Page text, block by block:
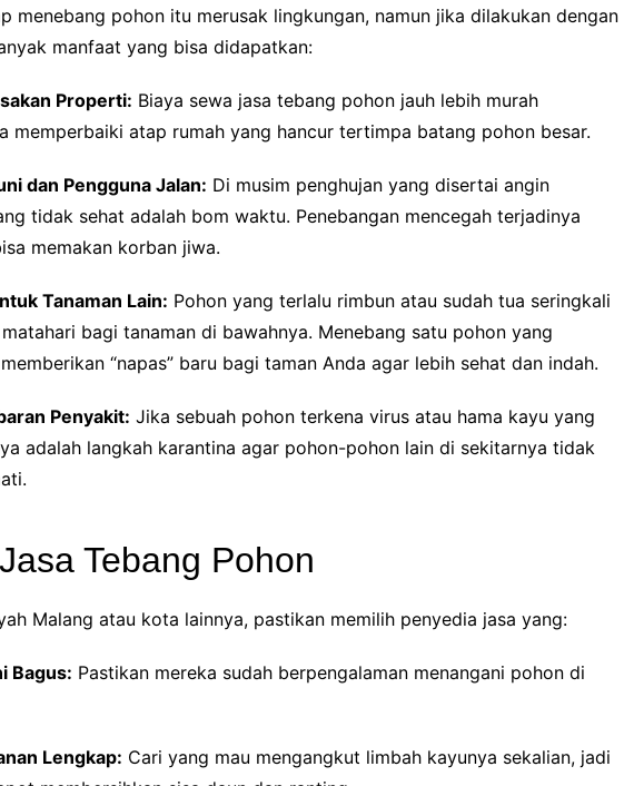
menebang pohon itu merusak lingkungan, namun jika dilakukan dengan
manfaat yang bisa didapatkan:
Properti: Biaya sewa jasa tebang pohon jauh lebih murah
memperbaiki atap rumah yang hancur tertimpa batang pohon besar.
dan Pengguna Jalan: Di musim penghujan yang disertai angin
tidak sehat adalah bom waktu. Penebangan mencegah terjadinya
memakan korban jiwa.
Tanaman Lain: Pohon yang terlalu rimbun atau sudah tua seringkali
bagi tanaman di bawahnya. Menebang satu pohon yang
“napas” baru bagi taman Anda agar lebih sehat dan indah.
Penyakit: Jika sebuah pohon terkena virus atau hama kayu yang
adalah langkah karantina agar pohon-pohon lain di sekitarnya tidak
Tebang Pohon
Malang atau kota lainnya, pastikan memilih penyedia jasa yang:
Bagus: Pastikan mereka sudah berpengalaman menangani pohon di
Lengkap: Cari yang mau mengangkut limbah kayunya sekalian, jadi